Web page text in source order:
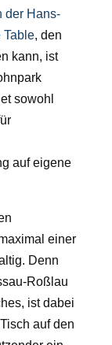
der Hans-
Table, den
kann, ist
sowohl
auf eigene
einer
Denn
Roßlau
ist dabei
auf den